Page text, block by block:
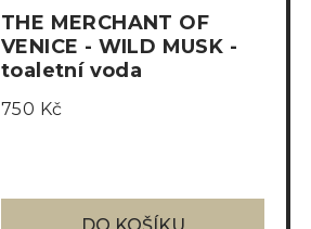
THE MERCHANT OF
VENICE - WILD MUSK -
toaletní voda
750 Kč